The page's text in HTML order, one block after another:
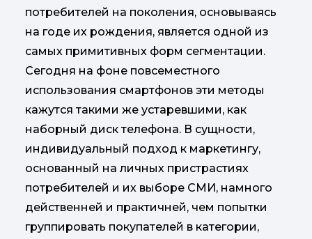
потребителей на поколения, основываясь
на годе их рождения, является одной из
самых примитивных форм сегментации.
Сегодня на фоне повсеместного
использования смартфонов эти методы
кажутся такими же устаревшими, как
наборный диск телефона. В сущности,
индивидуальный подход к маркетингу,
основанный на личных пристрастиях
потребителей и их выборе СМИ, намного
действенней и практичней, чем попытки
группировать покупателей в категории,